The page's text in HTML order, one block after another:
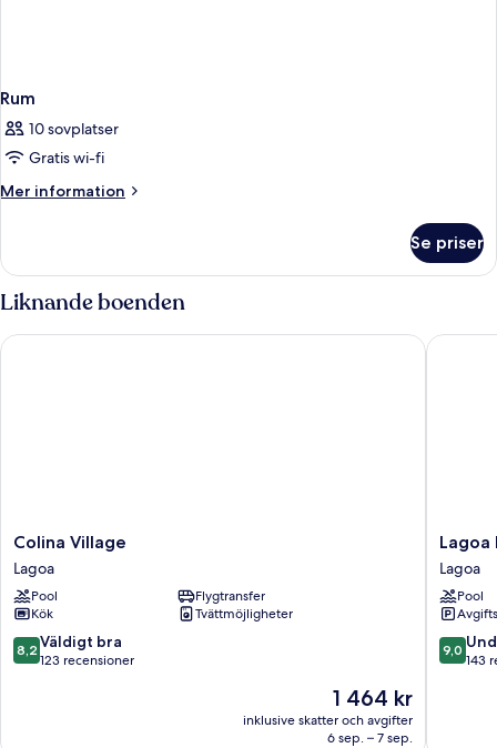
Rum
10 sovplatser
Gratis wi-fi
Mer information
Mer
Se priser
Liknande boenden
Colina
Village
Lagoa
Colina Village
Lagoa
Pool
Flygtransfer
Kök
Tvättmöjligheter
8.2
av
8,2 Väldigt bra
123 recensioner
Priset
1 464 kr
1 464 kr
inklusive skatter och avgifter
6 sep. – 7 sep.
Colina Village
Lagoa
Hotel
Lagoa
Lagoa
Lagoa
Pool
9.0
av
9,0
143
Lagoa